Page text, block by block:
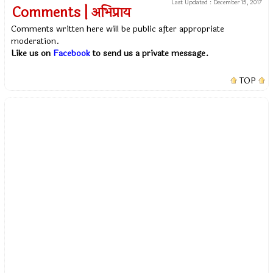
Last Updated : December 15, 2017
Comments | अभिप्राय
Comments written here will be public after appropriate
moderation.
Like us on Facebookto send us a private message.
TOP